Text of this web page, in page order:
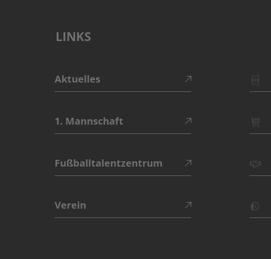
LINKS
Aktuelles
1. Mannschaft
Fußballtalentzentrum
Verein